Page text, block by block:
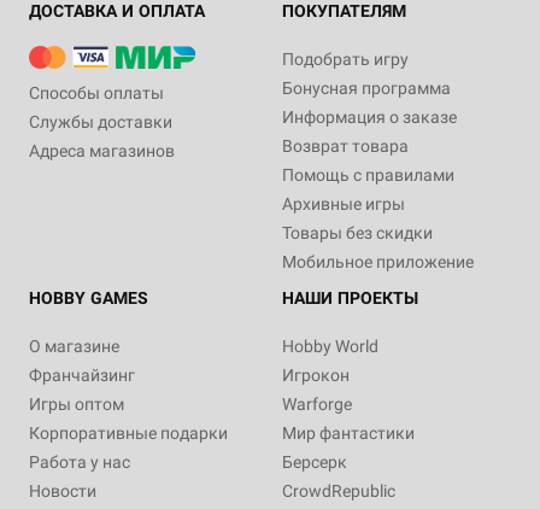
ДОСТАВКА И ОПЛАТА
Способы оплаты
Службы доставки
Адреса магазинов
ПОКУПАТЕЛЯМ
Подобрать игру
Бонусная программа
Информация о заказе
Возврат товара
Помощь с правилами
Архивные игры
Товары без скидки
Мобильное приложение
HOBBY GAMES
О магазине
Франчайзинг
Игры оптом
Корпоративные подарки
Работа у нас
Новости
НАШИ ПРОЕКТЫ
Hobby World
Игрокон
Warforge
Мир фантастики
Берсерк
CrowdRepublic